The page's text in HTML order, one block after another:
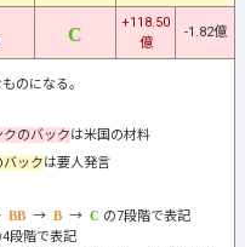
+118.50
億
-1.82億
のになる。
クのバックは米国の材料
バックは要人発言
→ →
の7段階で表記
4段階で表記